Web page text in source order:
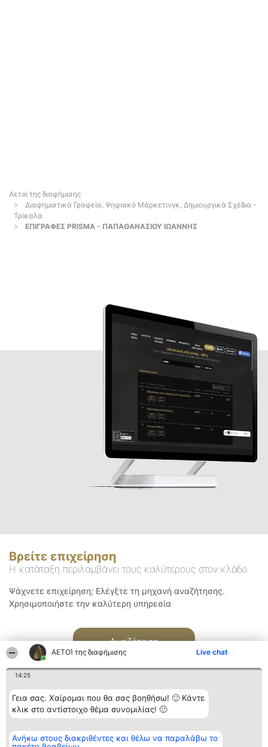
ΑΕΤΟΊ της διαφήμισης Live chat
14:25
Γεια σας. Χαίρομαι που θα σας βοηθήσω! 🙂 Κάντε
κλικ στο αντίστοιχο θέμα συνομιλίας! 🙂
Ανήκω στους διακριθέντες και θέλω να παραλάβω το
Αετοί της διαφήμισης
Διαφημιστικά Γραφεία, Ψηφιακό Μάρκετινγκ, Δημιουργικά Σχέδια -
Τρίκαλα
ΕΠΙΓΡΑΦΕΣ PRISMA - ΠΑΠΑΘΑΝΑΣΙΟΥ ΙΩΑΝΝΗΣ
Βρείτε επιχείρηση
Η κατάταξη περιλαμβάνει τους καλύτερους στον κλάδο
Ψάχνετε επιχείρηση; Ελέγξτε τη μηχανή αναζήτησης.
Χρησιμοποιήστε την καλύτερη υπηρεσία
Αναζήτηση
Διοργανωτής της
κατάταξης
Κατάταξη
Διακριθέντες
Επικοινωνία
Επικοινωνία